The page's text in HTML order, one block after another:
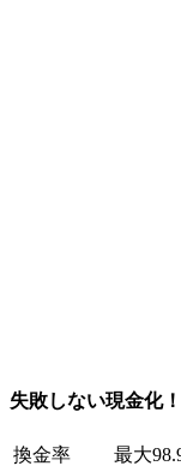
失敗しない現金化
換金率
最大